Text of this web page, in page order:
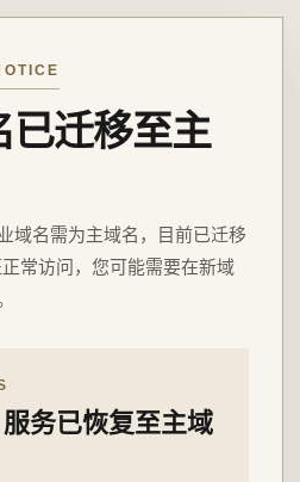
已迁移至主
域名需为主域名，目前已迁移
常访问，您可能需要在新域
务已恢复至主域